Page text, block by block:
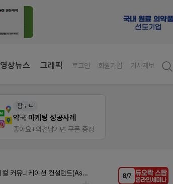
영상뉴스 그래픽 로그인 회원가입 기사제보
팜노트
약국 마케팅 성공사례
좋아요+의견남기면 쿠폰 증정
메디컬 커뮤니케이션 컨설턴트(Associate) / 메디컬라이터 채용